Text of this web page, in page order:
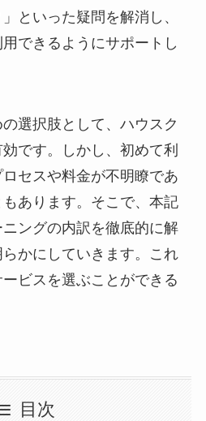
といった疑問を解消し、
できるようにサポートし
選択肢として、ハウスク
です。しかし、初めて利
セスや料金が不明瞭であ
あります。そこで、本記
ングの内訳を徹底的に解
かにしていきます。これ
ビスを選ぶことができる
目次